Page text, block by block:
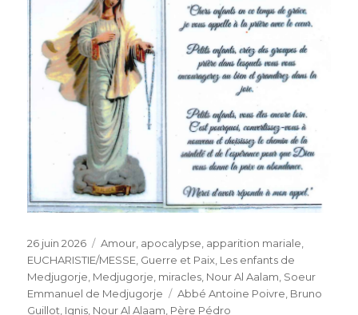
Publié
le
26 juin 2026 Catégories
Amour apocalypse apparition mariale
EUCHARISTIE/MESSE Guerre et Paix Les enfants de
Medjugorje Medjugorje miracles Nour Al Aalam Soeur
Emmanuel de Medjugorje
Étiquettes
Abbé Antoine Poivre Bruno
Guillot Ignis Nour Al Alaam Père Pédro